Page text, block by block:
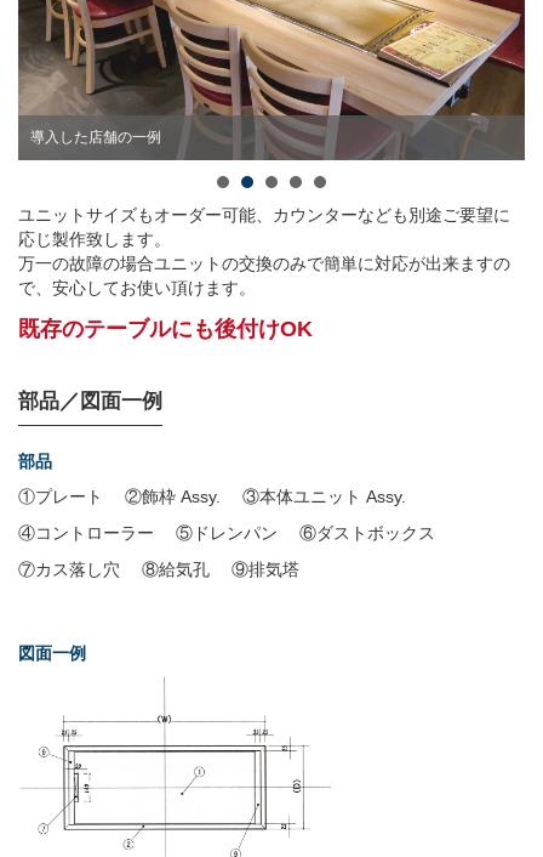
ユニットタイプ
導入した店舗の一例
ユニットサイズもオーダー可能、カウンターなども別途ご要望に
応じ製作致します。
万一の故障の場合ユニットの交換のみで簡単に対応が出来ますの
で、安心してお使い頂けます。
既存のテーブルにも後付けOK
部品／図面一例
部品
①プレート
②飾枠 Assy.
③本体ユニット Assy.
④コントローラー
⑤ドレンパン
⑥ダストボックス
⑦カス落し穴
⑧給気孔 ⑨排気塔
図面一例